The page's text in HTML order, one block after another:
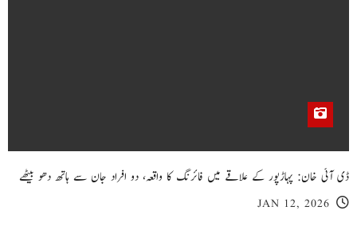
ڈی آئی خان: پہاڑپور کے علاقے میں فائرنگ کا واقعہ، دو افراد جان سے ہاتھ دھو بیٹھے
JAN 12, 2026